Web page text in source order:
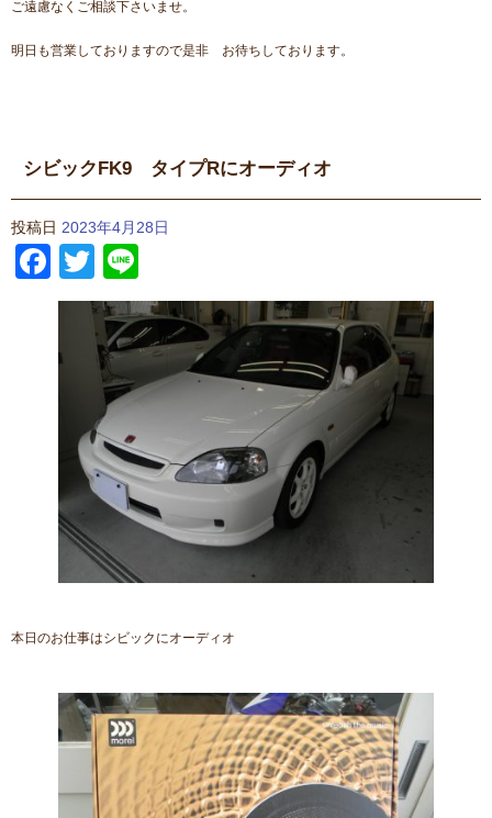
ご遠慮なくご相談下さいませ。
明日も営業しておりますので是非 お待ちしております。
シビックFK9 タイプRにオーディオ
投稿日 2023年4月28日
Facebook
Twitter
本日のお仕事はシビックにオーディオ